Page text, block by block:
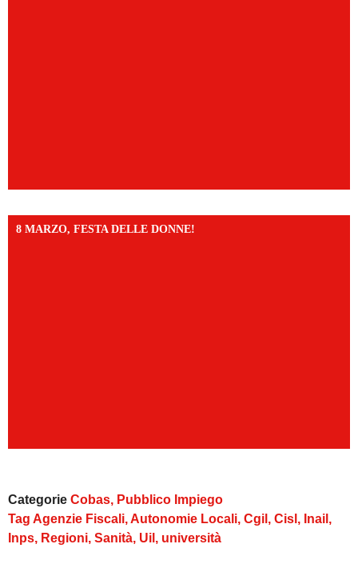
8 MARZO, FESTA DELLE DONNE!
Categorie Cobas, Pubblico Impiego
Tag Agenzie Fiscali,Autonomie Locali, Cgil , Cisl , Inail ,
Inps, Regioni, Sanità, Uil , università